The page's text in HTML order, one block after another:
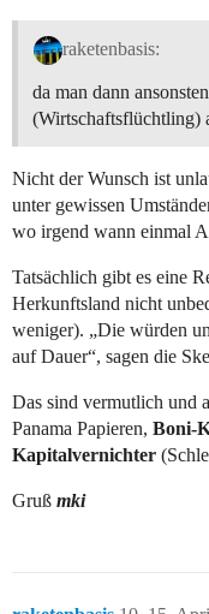
raketenbasis:
da man dann
(Wirtschaftsflüchtling)
Nicht der Wunsch ist
unter gewissen
wo irgend wann einmal
Tatsächlich gibt es eine
Herkunftsland nicht
weniger). „Die würden
auf Dauer“, sagen die
Das sind vermutlich und
Panama Papieren, Boni-
Kapitalvernichter
Gruß mki